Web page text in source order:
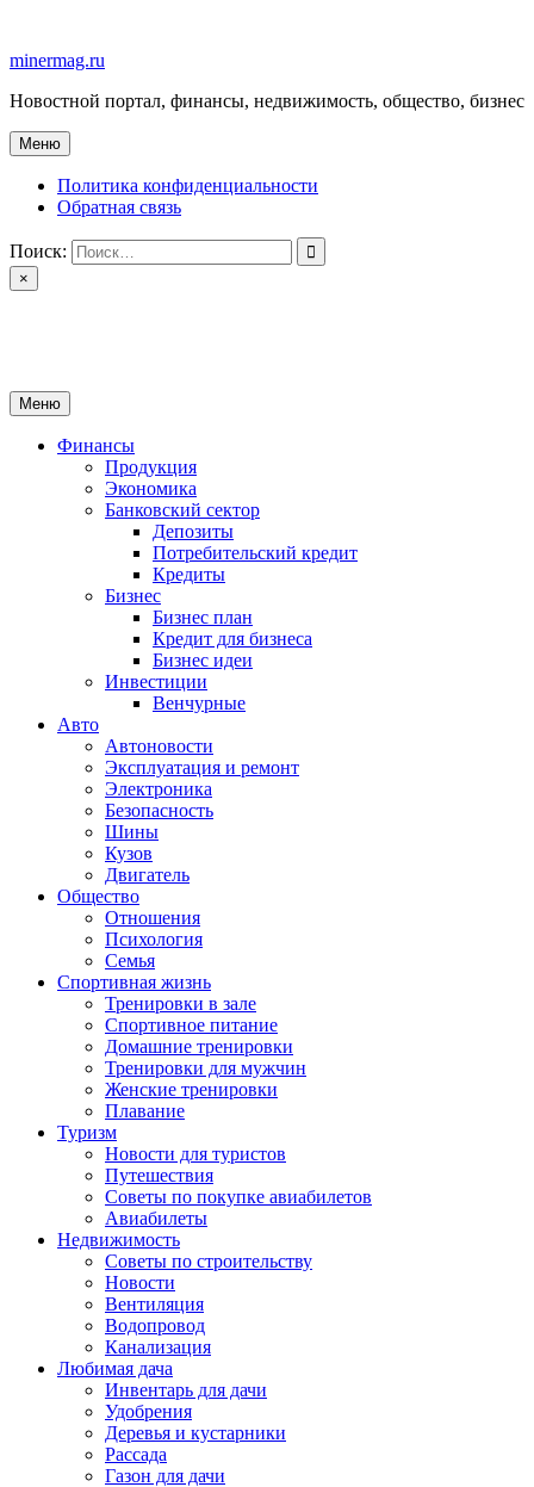
содержимому
minermag.ru
Новостной портал, финансы, недвижимость, общество, бизнес
Меню
Политика конфиденциальности
Обратная связь
Поиск:
×
Меню
Финансы
Продукция
Экономика
Банковский сектор
Депозиты
Потребительский кредит
Кредиты
Бизнес
Бизнес план
Кредит для бизнеса
Бизнес идеи
Инвестиции
Венчурные
Авто
Автоновости
Эксплуатация и ремонт
Электроника
Безопасность
Шины
Кузов
Двигатель
Общество
Отношения
Психология
Семья
Спортивная жизнь
Тренировки в зале
Спортивное питание
Домашние тренировки
Тренировки для мужчин
Женские тренировки
Плавание
Туризм
Новости для туристов
Путешествия
Советы по покупке авиабилетов
Авиабилеты
Недвижимость
Советы по строительству
Новости
Вентиляция
Водопровод
Канализация
Любимая дача
Инвентарь для дачи
Удобрения
Деревья и кустарники
Рассада
Газон для дачи